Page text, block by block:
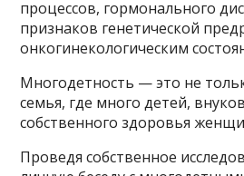
процессов, гормонального
признаков генетической
онкогинекологическим
Многодетность — это не
семья, где много детей,
собственного здоровья
Проведя собственное